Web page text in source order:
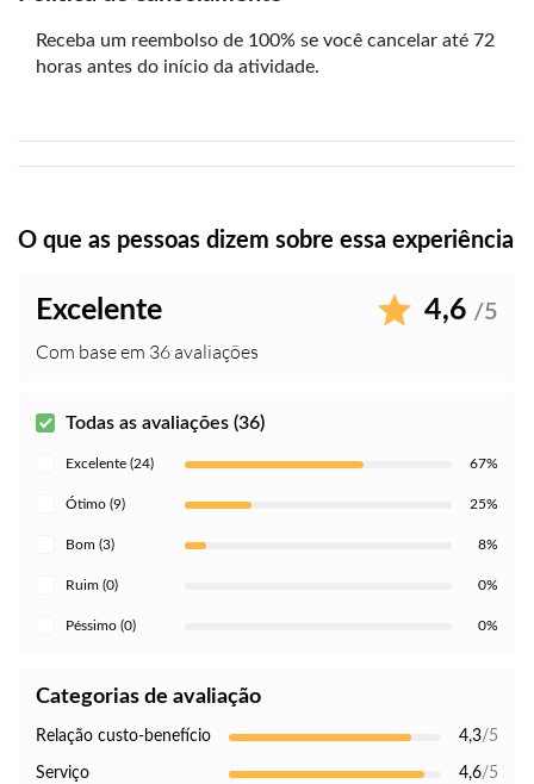
Receba um reembolso de 100% se você cancelar até 72
horas antes do início da atividade.
O que as pessoas dizem sobre essa experiência
Excelente 4,6 /5
Com base em 36 avaliações
Todas as avaliações (36)
Excelente (24) 67%
Ótimo (9) 25%
Bom (3) 8%
Ruim (0) 0%
Péssimo (0) 0%
Categorias de avaliação
Relação custo-benefício 4,3/5
Serviço 4,6/5